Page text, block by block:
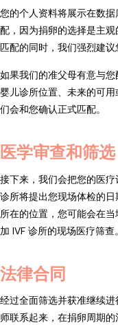
您的个人资料将展示在数
配，因为捐卵的选择是主
匹配的同时，我们强烈建议
如果我们的准父母有意与
婴儿诊所位置、未来的可
们会和您确认正式匹配。
医学审查和筛选
接下来，我们会把您的医疗
诊所将提出您现场体检的
所在的位置，您可能会在
加 IVF 诊所的现场医疗筛
法律合同
经过全面筛选并获准继续
师联系起来，在捐卵周期